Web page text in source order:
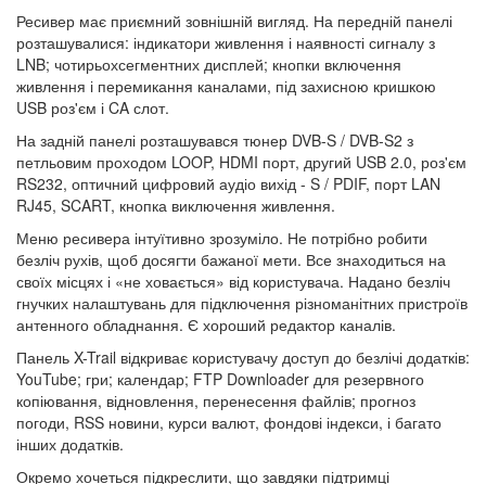
Ресивер має приємний зовнішній вигляд. На передній панелі
розташувалися: індикатори живлення і наявності сигналу з
LNB; чотирьохсегментних дисплей; кнопки включення
живлення і перемикання каналами, під захисною кришкою
USB роз'єм і CA слот.
На задній панелі розташувався тюнер DVB-S / DVB-S2 з
петльовим проходом LOOP, HDMI порт, другий USB 2.0, роз'єм
RS232, оптичний цифровий аудіо вихід - S / PDIF, порт LAN
RJ45, SCART, кнопка виключення живлення.
Меню ресивера інтуїтивно зрозуміло. Не потрібно робити
безліч рухів, щоб досягти бажаної мети. Все знаходиться на
своїх місцях і «не ховається» від користувача. Надано безліч
гнучких налаштувань для підключення різноманітних пристроїв
антенного обладнання. Є хороший редактор каналів.
Панель X-Trail відкриває користувачу доступ до безлічі додатків:
YouTube; гри; календар; FTP Downloader для резервного
копіювання, відновлення, перенесення файлів; прогноз
погоди, RSS новини, курси валют, фондові індекси, і багато
інших додатків.
Окремо хочеться підкреслити, що завдяки підтримці